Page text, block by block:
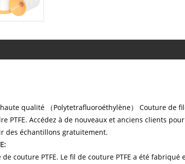
qualité （Polytetrafluoroéthylène） Couture de
PTFE. Accédez à de nouveaux et anciens clients
des échantillons gratuitement.
couture PTFE. Le fil de couture PTFE a été